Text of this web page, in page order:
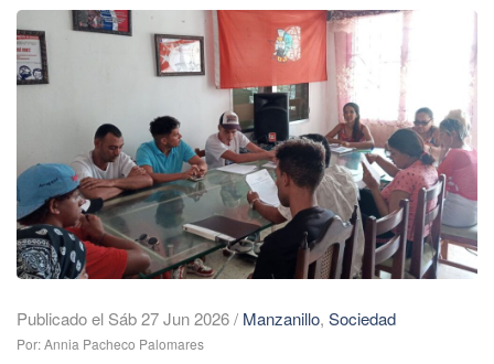
Publicado el Sáb 27 Jun 2026/ Manzanillo, Sociedad
Por: Annia Pacheco Palomares